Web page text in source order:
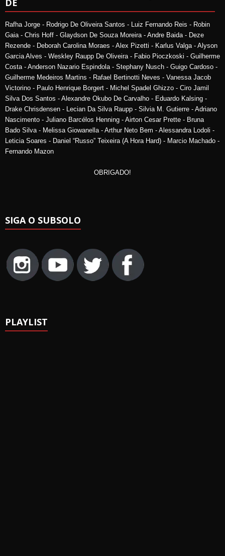
Rafha Jorge - Rodrigo De Oliveira Santos - Luiz Fernando Reis - Robin
Gaia - Chris Hoff - Glaydson De Souza Moreira - Andre Baida - Deze
Rezende - Deborah Carolina Moraes - Alex Pizetti - Karlus Valga - Alyson
Garcia Alves - Weskley Raupp De Oliveira - Fabio Pioczkoski - Guilherme
Costa - Anderson Nazario Espindola - Stephany Nusch - Guigo Cardoso -
Guilherme Medeiros Martins - Rafael Bertinotti Neves - Vanessa Jacob
Victorino - Paulo Henrique Borgert - Michel Spadel Ghizzo - Ciro Jamil
Silva Dos Santos - Alexandre Okubo De Carvalho - Eduardo Kalsing -
Drake Chrisdensen - Lecian Da Silva Raupp - Silvia M. Gutierre - Adriano
Nascimento - Juliano Barcélos Henning - Airton Cesar Prette - Bruna
Bado Silva - Melissa Giowanella - Arthur Neto Bem - Alessandra Lodoli -
Leticia Soares - Daniel “Russo” Teixeira (A Hora Hard) - Marcio Machado -
Fernando Mazon
OBRIGADO!
SIGA O SUBSOLO
PLAYLIST